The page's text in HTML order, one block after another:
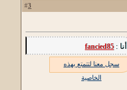
3
أنا :fancied85
سجل معنا لتتمتع بهذه
الخاصية